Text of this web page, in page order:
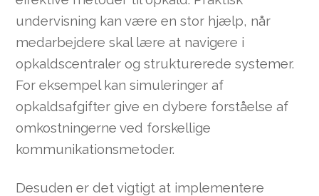
undervisning kan være en stor hjælp, når
medarbejdere skal lære at navigere i
opkaldscentraler og strukturerede systemer.
For eksempel kan simuleringer af
opkaldsafgifter give en dybere forståelse af
omkostningerne ved forskellige
kommunikationsmetoder.
Desuden er det vigtigt at implementere